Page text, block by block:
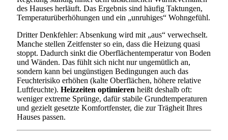
des Hauses herläuft. Das Ergebnis sind häufig Taktungen,
Temperaturüberhöhungen und ein „unruhiges“ Wohngefühl.
Dritter Denkfehler: Absenkung wird mit „aus“ verwechselt.
Manche stellen Zeitfenster so ein, dass die Heizung quasi
stoppt. Dadurch sinkt die Oberflächentemperatur von Boden
und Wänden. Das fühlt sich nicht nur ungemütlich an,
sondern kann bei ungünstigen Bedingungen auch das
Feuchterisiko erhöhen (kalte Oberflächen, höhere relative
Luftfeuchte). Heizzeiten optimieren heißt deshalb oft:
weniger extreme Sprünge, dafür stabile Grundtemperaturen
und gezielt gesetzte Komfortfenster, die zur Trägheit Ihres
Hauses passen.